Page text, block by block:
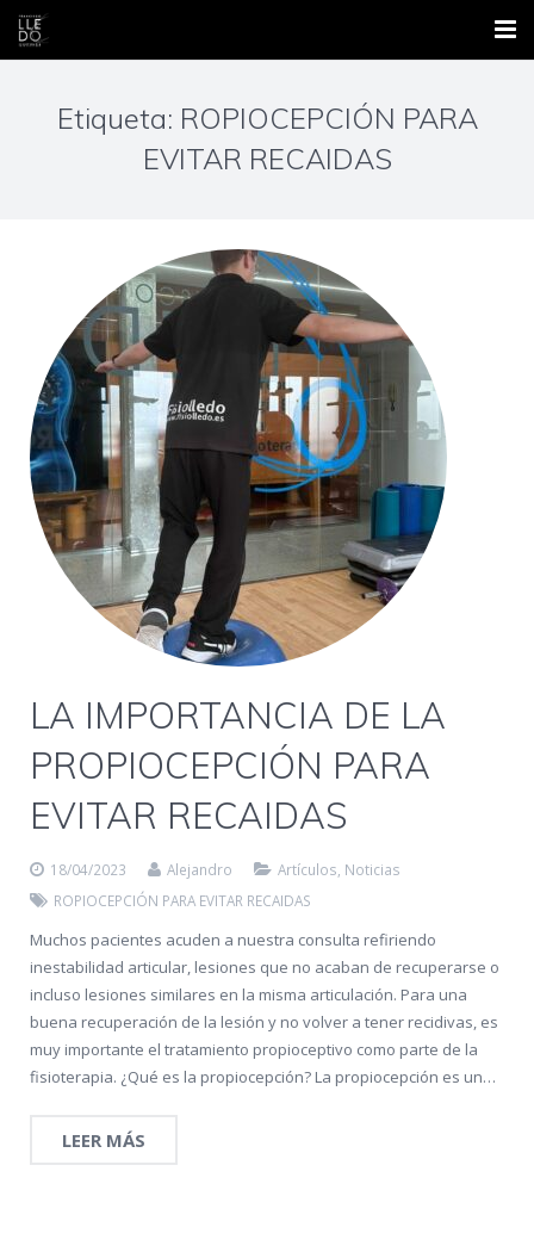
Formación
Blog
Etiqueta: ROPIOCEPCIÓN PARA
EVITAR RECAIDAS
LA IMPORTANCIA DE LA
PROPIOCEPCIÓN PARA
EVITAR RECAIDAS
18/04/2023 Alejandro Artículos Noticias
ROPIOCEPCIÓN PARA EVITAR RECAIDAS
Muchos pacientes acuden a nuestra consulta refiriendo
inestabilidad articular, lesiones que no acaban de recuperarse o
incluso lesiones similares en la misma articulación. Para una
buena recuperación de la lesión y no volver a tener recidivas, es
muy importante el tratamiento propioceptivo como parte de la
fisioterapia. ¿Qué es la propiocepción? La propiocepción es un…
LEER MÁS